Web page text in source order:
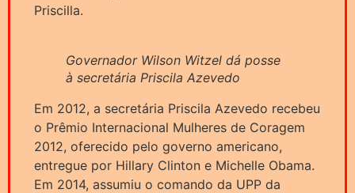
Priscilla.
Governador Wilson Witzel dá posse
à secretária Priscila Azevedo
Em 2012, a secretária Priscila Azevedo recebeu
o Prêmio Internacional Mulheres de Coragem
2012, oferecido pelo governo americano,
entregue por Hillary Clinton e Michelle Obama.
Em 2014, assumiu o comando da UPP da